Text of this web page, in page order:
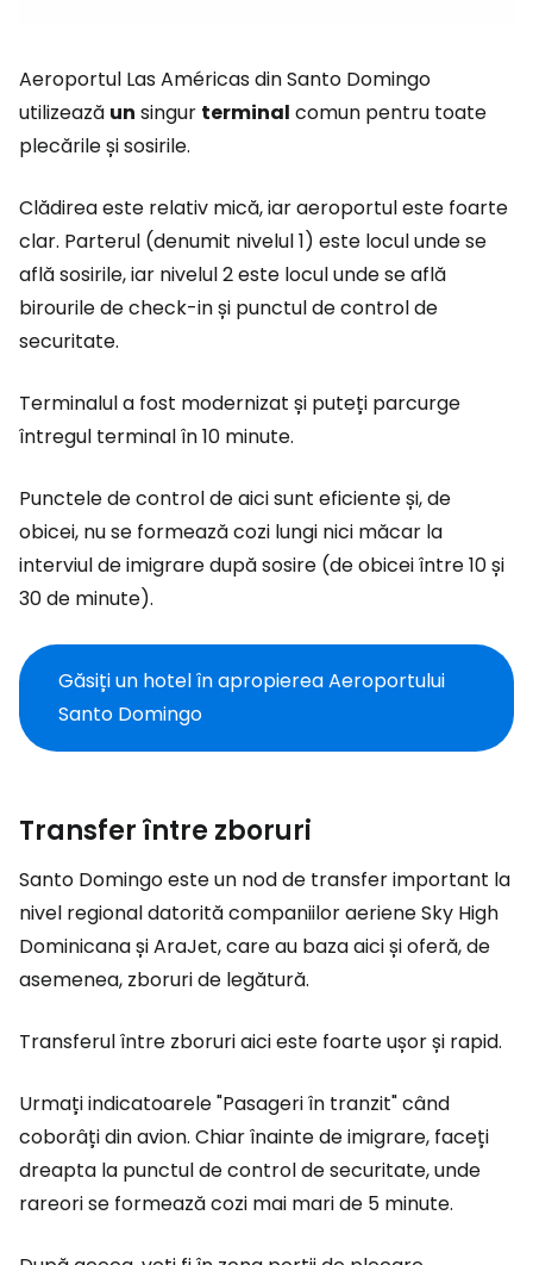
Aeroportul Las Américas din Santo Domingo
utilizează un singur terminal comun pentru toate
plecările și sosirile.
Clădirea este relativ mică, iar aeroportul este foarte
clar. Parterul (denumit nivelul 1) este locul unde se
află sosirile, iar nivelul 2 este locul unde se află
birourile de check-in și punctul de control de
securitate.
Terminalul a fost modernizat și puteți parcurge
întregul terminal în 10 minute.
Punctele de control de aici sunt eficiente și, de
obicei, nu se formează cozi lungi nici măcar la
interviul de imigrare după sosire (de obicei între 10 și
30 de minute).
Găsiți un hotel în apropierea Aeroportului
Santo Domingo
Transfer între zboruri
Santo Domingo este un nod de transfer important la
nivel regional datorită companiilor aeriene Sky High
Dominicana și AraJet, care au baza aici și oferă, de
asemenea, zboruri de legătură.
Transferul între zboruri aici este foarte ușor și rapid.
Urmați indicatoarele "Pasageri în tranzit" când
coborâți din avion. Chiar înainte de imigrare, faceți
dreapta la punctul de control de securitate, unde
rareori se formează cozi mai mari de 5 minute.